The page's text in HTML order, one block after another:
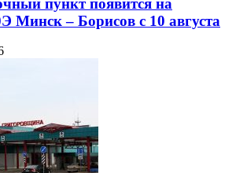
Минск – Борисов с 10 августа